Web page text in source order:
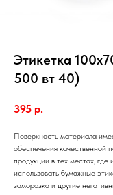
Этикетка
500 вт 40)
395 р.
Поверхность материала
обеспечения качественной
продукции в тех местах,
использовать бумажные
заморозка и другие